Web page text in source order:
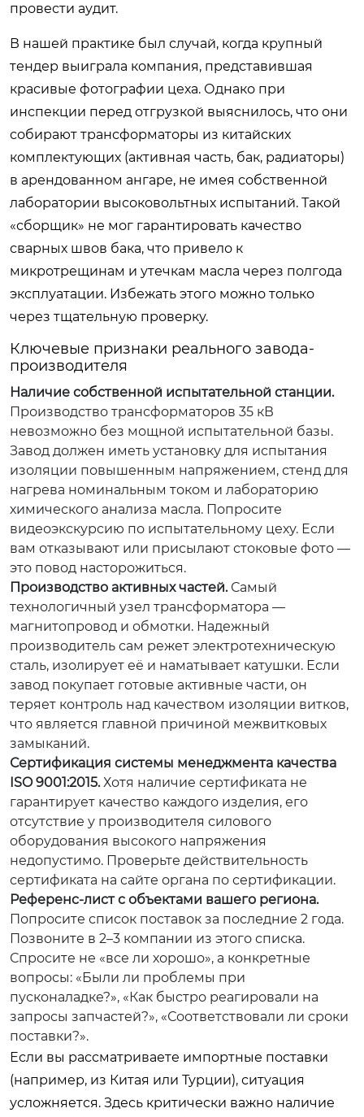
провести аудит.
В нашей практике был случай, когда крупный
тендер выиграла компания, представившая
красивые фотографии цеха. Однако при
инспекции перед отгрузкой выяснилось, что они
собирают трансформаторы из китайских
комплектующих (активная часть, бак, радиаторы)
в арендованном ангаре, не имея собственной
лаборатории высоковольтных испытаний. Такой
«сборщик» не мог гарантировать качество
сварных швов бака, что привело к
микротрещинам и утечкам масла через полгода
эксплуатации. Избежать этого можно только
через тщательную проверку.
Ключевые признаки реального завода-
производителя
Наличие собственной испытательной станции.
Производство трансформаторов 35 кВ
невозможно без мощной испытательной базы.
Завод должен иметь установку для испытания
изоляции повышенным напряжением, стенд для
нагрева номинальным током и лабораторию
химического анализа масла. Попросите
видеоэкскурсию по испытательному цеху. Если
вам отказывают или присылают стоковые фото —
это повод насторожиться.
Производство активных частей.Самый
технологичный узел трансформатора —
магнитопровод и обмотки. Надежный
производитель сам режет электротехническую
сталь, изолирует её и наматывает катушки. Если
завод покупает готовые активные части, он
теряет контроль над качеством изоляции витков,
что является главной причиной межвитковых
замыканий.
Сертификация системы менеджмента качества
ISO 9001:2015.Хотя наличие сертификата не
гарантирует качество каждого изделия, его
отсутствие у производителя силового
оборудования высокого напряжения
недопустимо. Проверьте действительность
сертификата на сайте органа по сертификации.
Референс-лист с объектами вашего региона.
Попросите список поставок за последние 2 года.
Позвоните в 2–3 компании из этого списка.
Спросите не «все ли хорошо», а конкретные
вопросы: «Были ли проблемы при
пусконаладке?», «Как быстро реагировали на
запросы запчастей?», «Соответствовали ли сроки
поставки?».
Если вы рассматриваете импортные поставки
(например, из Китая или Турции), ситуация
усложняется. Здесь критически важно наличие